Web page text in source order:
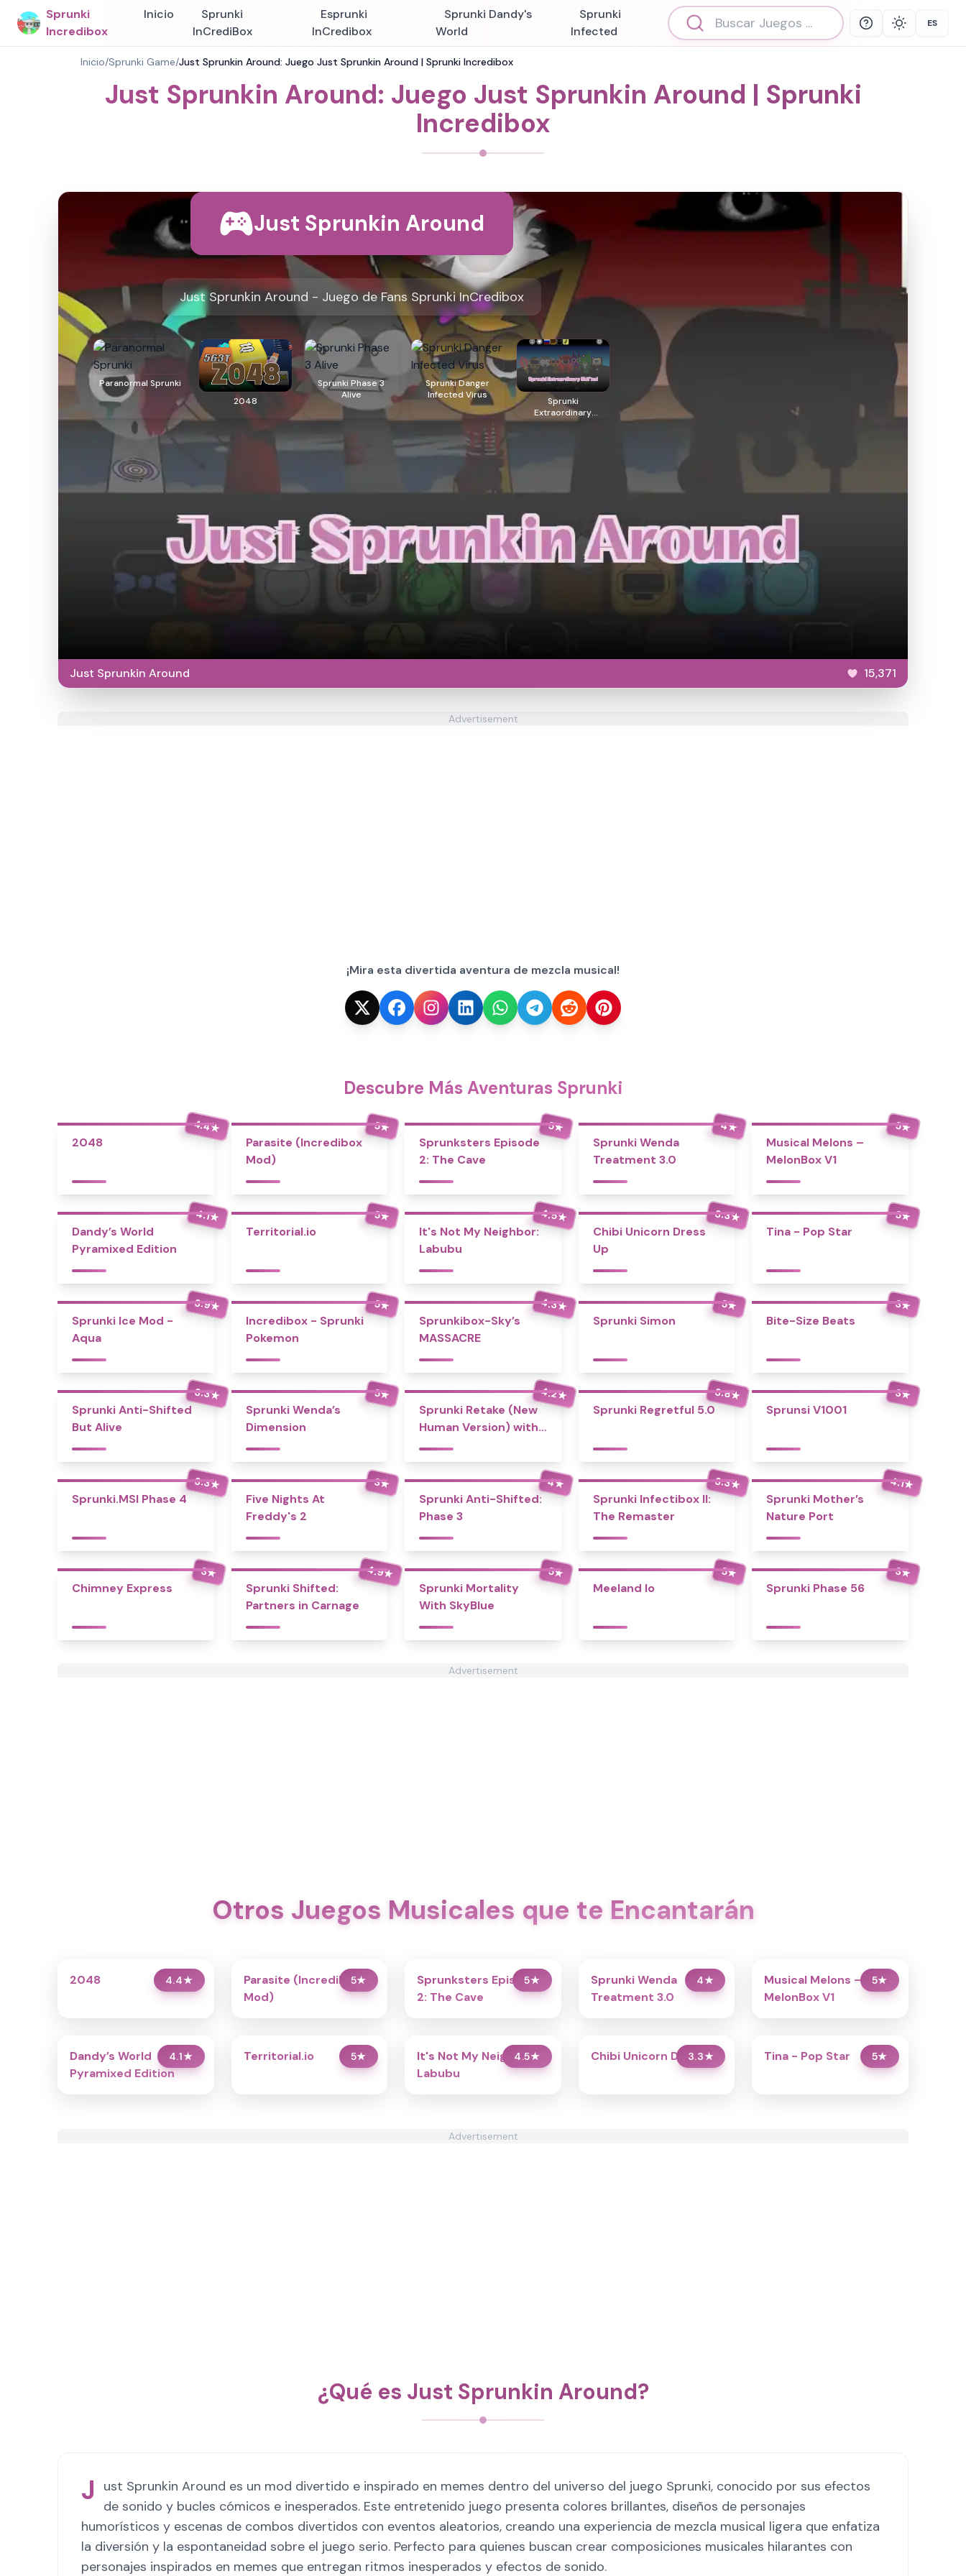
Sprunki
Incredibox
Inicio
Sprunki
InCrediBox
Esprunki
InCredibox
Sprunki Dandy's
World
Sprunki
Infected
Help Theme Select
ES
Inicio/Sprunki Game/Just Sprunkin Around: Juego Just Sprunkin Around | Sprunki Incredibox
Just Sprunkin Around: Juego Just Sprunkin Around | Sprunki
Incredibox
Just Sprunkin Around
Just Sprunkin Around - Juego de Fans Sprunki InCredibox
Paranormal Sprunki
2048
Sprunki Phase 3
Alive
Sprunki Danger
Infected Virus
Sprunki
Extraordinary
Shifted
Just Sprunkin Around 15,371
Advertisement
¡Mira esta divertida aventura de mezcla musical!
Descubre Más Aventuras Sprunki
4.4★
2048
5★
Parasite (Incredibox
Mod)
5★
Sprunksters Episode
2: The Cave
4★
Sprunki Wenda
Treatment 3.0
5★
Musical Melons –
MelonBox V1
4.1★
Dandy’s World
Pyramixed Edition
5★
Territorial.io
4.5★
It's Not My Neighbor:
Labubu
3.3★
Chibi Unicorn Dress
Up
5★
Tina - Pop Star
3.9★
Sprunki Ice Mod -
Aqua
5★
Incredibox - Sprunki
Pokemon
4.3★
Sprunkibox-Sky’s
MASSACRE
5★
Sprunki Simon
3★
Bite-Size Beats
3.3★
Sprunki Anti-Shifted
But Alive
5★
Sprunki Wenda’s
Dimension
4.2★
Sprunki Retake (New
Human Version) with
Bonus
3.8★
Sprunki Regretful 5.0
3★
Sprunsi V1001
3.3★
Sprunki.MSI Phase 4
3★
Five Nights At
Freddy's 2
4★
Sprunki Anti-Shifted:
Phase 3
3.3★
Sprunki Infectibox II:
The Remaster
4.1★
Sprunki Mother’s
Nature Port
3★
Chimney Express
4.9★
Sprunki Shifted:
Partners in Carnage
5★
Sprunki Mortality
With SkyBlue
5★
Meeland Io
3★
Sprunki Phase 56
Advertisement
Otros Juegos Musicales que te Encantarán
4.4★
2048 5★
Parasite (Incredibox
Mod)
5★
Sprunksters Episode
2: The Cave
4★
Sprunki Wenda
Treatment 3.0
5★
Musical Melons –
MelonBox V1
4.1★
Dandy’s World
Pyramixed Edition
5★
Territorial.io 4.5★
It's Not My Neighbor:
Labubu
3.3★
Chibi Unicorn Dress Up 5★
Tina - Pop Star
Advertisement
¿Qué es Just Sprunkin Around?
J
ust Sprunkin Around es un mod divertido e inspirado en memes dentro del universo del juego Sprunki, conocido por sus efectos
de sonido y bucles cómicos e inesperados. Este entretenido juego presenta colores brillantes, diseños de personajes
humorísticos y escenas de combos divertidos con eventos aleatorios, creando una experiencia de mezcla musical ligera que enfatiza
la diversión y la espontaneidad sobre el juego serio. Perfecto para quienes buscan crear composiciones musicales hilarantes con
personajes inspirados en memes que entregan ritmos inesperados y efectos de sonido.